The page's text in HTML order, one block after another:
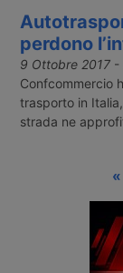
perdono
9 Ottobre 2017-
Confcommercio
trasporto in
strada ne